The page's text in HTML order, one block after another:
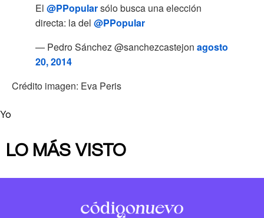
El @PPopularsólo busca una elección
directa: la del @PPopular
— Pedro Sánchez @sanchezcastejon agosto
20, 2014
Crédito imagen: Eva Peris
Yo
LO MÁS VISTO